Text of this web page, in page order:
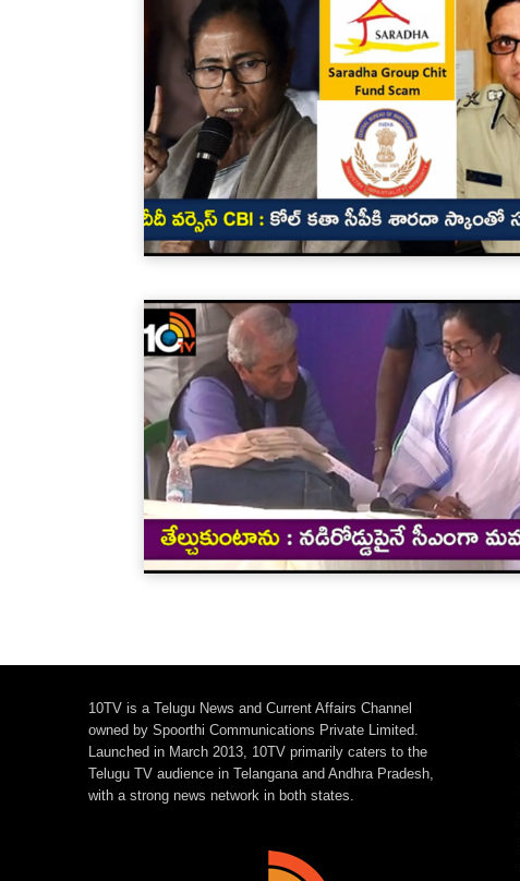
10TV is a Telugu News and Current Affairs Channel
owned by Spoorthi Communications Private Limited.
Launched in March 2013, 10TV primarily caters to the
Telugu TV audience in Telangana and Andhra Pradesh,
with a strong news network in both states.